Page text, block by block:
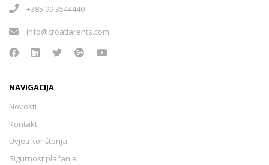
+385 99 3544440
info@croatiarents.com
NAVIGACIJA
Novosti
Kontakt
Uvjeti korištenja
Sigurnost plaćanja